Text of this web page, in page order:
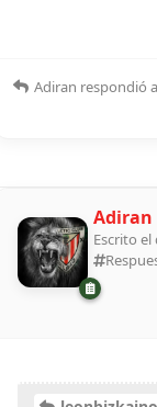
Adiran respondió
Adiran
Escrito el